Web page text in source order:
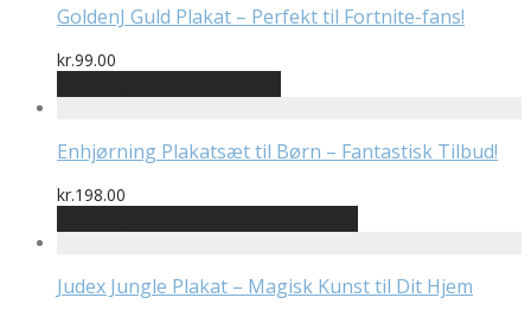
GoldenJ Guld Plakat – Perfekt til Fortnite-fans!
kr.99.00
Enhjørning Plakatsæt til Børn – Fantastisk Tilbud!
kr.198.00
Judex Jungle Plakat – Magisk Kunst til Dit Hjem